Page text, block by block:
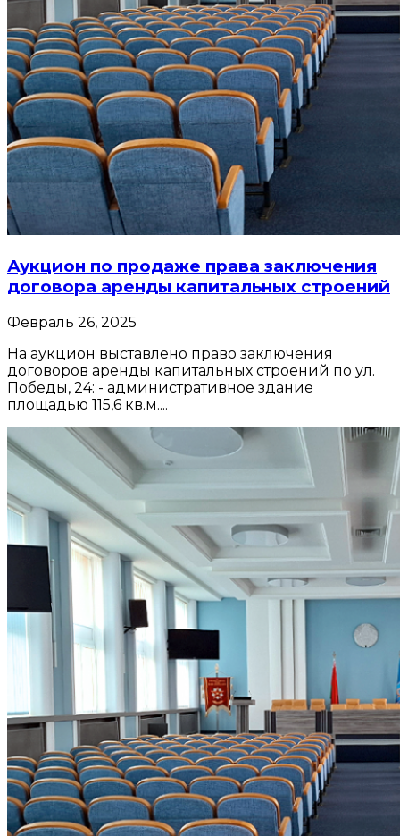
Аукцион по продаже права заключения
договора аренды капитальных строений
Февраль 26, 2025
На аукцион выставлено право заключения
договоров аренды капитальных строений по ул.
Победы, 24: - административное здание
площадью 115,6 кв.м....